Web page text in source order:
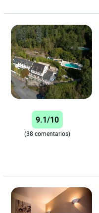
9.1/10
(38 comentarios)